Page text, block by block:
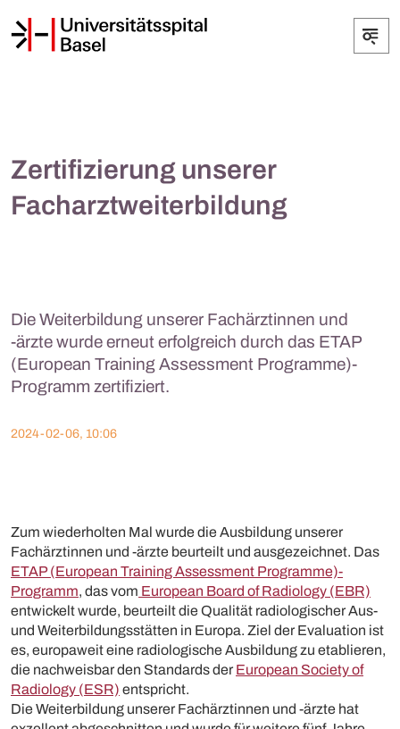
Zertifizierung unserer
Facharztweiterbildung
Die Weiterbildung unserer Fachärztinnen und
-ärzte wurde erneut erfolgreich durch das ETAP
(European Training Assessment Programme)-
Programm zertifiziert.
2024-02-06, 10:06
Zum wiederholten Mal wurde die Ausbildung unserer
Fachärztinnen und -ärzte beurteilt und ausgezeichnet. Das
ETAP (European Training Assessment Programme)-
Programm, das vom European Board of Radiology (EBR)
entwickelt wurde, beurteilt die Qualität radiologischer Aus-
und Weiterbildungsstätten in Europa. Ziel der Evaluation ist
es, europaweit eine radiologische Ausbildung zu etablieren,
die nachweisbar den Standards der European Society of
Radiology (ESR) entspricht.
Die Weiterbildung unserer Fachärztinnen und -ärzte hat